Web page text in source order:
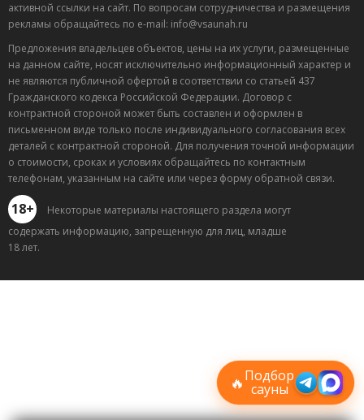
активной ссылки на сайт. По вопросам сотрудничества и размещения
рекламы обращайтесь по e-mail: info@vsaunah.ru
Предложения владельцев объектов, цены на их услуги, размещенные
на данном сайте, носят исключительно информационный характер и
не являются публичной офертой в соответствии со статьей 437
Гражданского кодекса Российской Федерации. Договор с
контрактной стороной может быть составлен и оформлен в
письменном виде только после индивидуального согласования всех
деталей с контрактной стороной. Для получения точной информации
о стоимости, сроках и условиях обращайтесь по контактным
телефонам, указанным на сайте или через форму обратной связи.
18+
Некоторые материалы настоящего раздела могут
содержать информацию, запрещенную для лиц, младше
18 лет.
🔥Подбор
сауны
пришлём свежие скидки